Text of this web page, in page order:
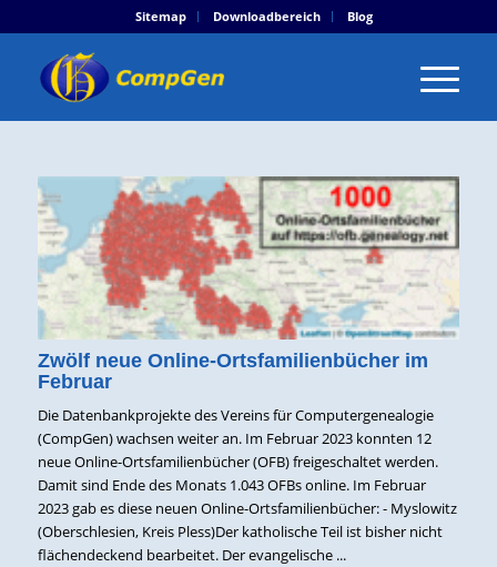
Sitemap Downloadbereich Blog
Zwölf neue Online-Ortsfamilienbücher im
Februar
Die Datenbankprojekte des Vereins für Computergenealogie
(CompGen) wachsen weiter an. Im Februar 2023 konnten 12
neue Online-Ortsfamilienbücher (OFB) freigeschaltet werden.
Damit sind Ende des Monats 1.043 OFBs online. Im Februar
2023 gab es diese neuen Online-Ortsfamilienbücher: - Myslowitz
(Oberschlesien, Kreis Pless)Der katholische Teil ist bisher nicht
flächendeckend bearbeitet. Der evangelische ...